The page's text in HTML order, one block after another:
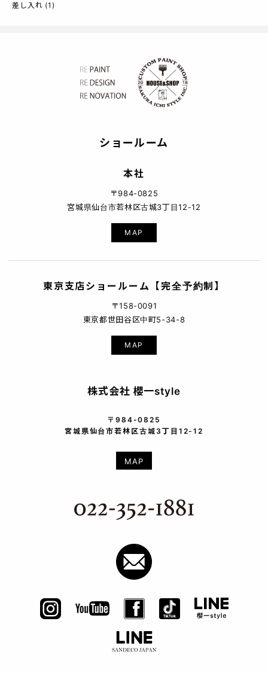
差し入れ (1)
ショールーム
本社
〒984-0825
宮城県仙台市若林区古城3丁目12-12
MAP
東京支店ショールーム【完全予約制】
〒158-0091
東京都世田谷区中町5-34-8
MAP
株式会社 櫻一style
〒984-0825
宮城県仙台市若林区古城3丁目12-12
MAP